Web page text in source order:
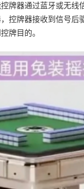
牌器通过蓝牙或无线
控牌器接收到信号后
牌目的。